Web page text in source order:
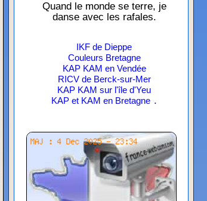
Quand le monde se terre, je
danse avec les rafales.
IKF de Dieppe
Couleurs Bretagne
KAP KAM en Vendée
RICV de Berck-sur-Mer
KAP KAM sur l'île d'Yeu
KAP et KAM en Bretagne .